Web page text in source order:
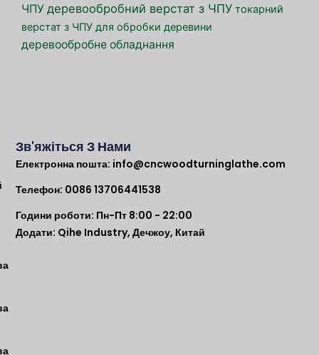
ЧПУ деревообробний верстат з ЧПУ токарний
верстат з ЧПУ для обробки деревини
деревообробне обладнання
Зв'яжіться З Нами
Електронна пошта: info@cncwoodturninglathe.com
Телефон: 0086 13706441538
Години роботи: Пн-Пт 8:00 - 22:00
Додати: Qihe Industry, Дечжоу, Китай